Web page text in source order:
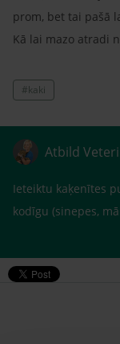
prom, bet tai pašā
Kā lai mazo atradi
#kaki
Atbild
Ieteiktu kaķenītes
kodīgu (sinepes,